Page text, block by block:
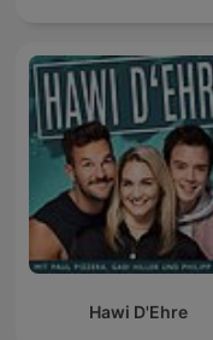
Hawi D'Ehre